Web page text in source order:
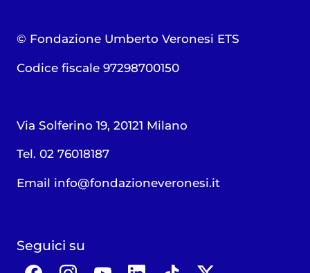
© Fondazione Umberto Veronesi ETS
Codice fiscale 97298700150
Via Solferino 19, 20121 Milano
Tel. 02 76018187
Email info@fondazioneveronesi.it
Seguici su